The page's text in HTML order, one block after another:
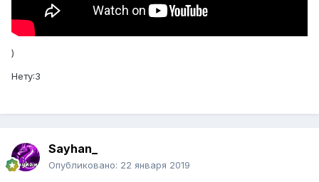
)
Нету:3
Sayhan_
Опубликовано: 22 января 2019